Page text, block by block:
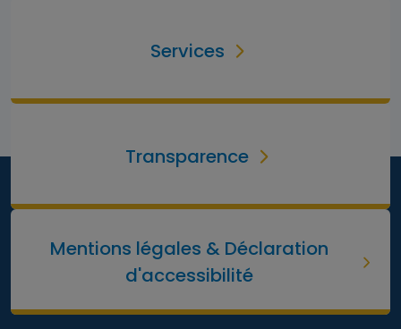
Services
Transparence
Mentions légales & Déclaration
d'accessibilité